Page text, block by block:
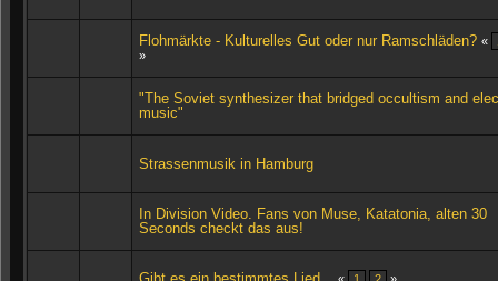
Flohmärkte - Kulturelles Gut oder nur Ramschläden? «
»
"The Soviet synthesizer that bridged occultism and
music"
Strassenmusik in Hamburg
In Division Video. Fans von Muse, Katatonia, alten 30
Seconds checkt das aus!